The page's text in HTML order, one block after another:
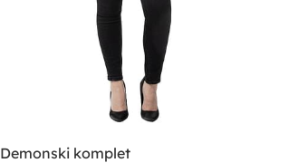
Demonski komplet